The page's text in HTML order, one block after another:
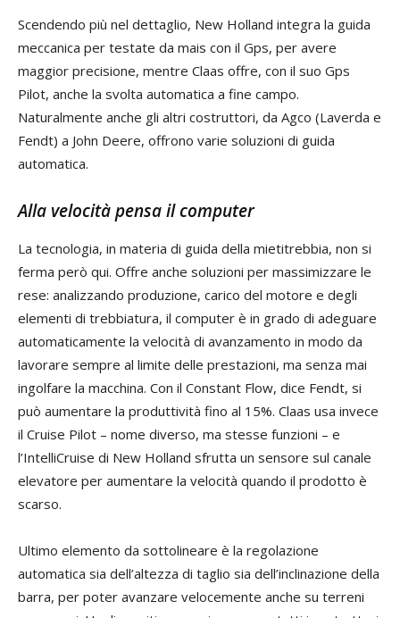
Scendendo più nel dettaglio, New Holland integra la guida
meccanica per testate da mais con il Gps, per avere
maggior precisione, mentre Claas offre, con il suo Gps
Pilot, anche la svolta automatica a fine campo.
Naturalmente anche gli altri costruttori, da Agco (Laverda e
Fendt) a John Deere, offrono varie soluzioni di guida
automatica.
Alla velocità pensa il computer
La tecnologia, in materia di guida della mietitrebbia, non si
ferma però qui. Offre anche soluzioni per massimizzare le
rese: analizzando produzione, carico del motore e degli
elementi di trebbiatura, il computer è in grado di adeguare
automaticamente la velocità di avanzamento in modo da
lavorare sempre al limite delle prestazioni, ma senza mai
ingolfare la macchina. Con il Constant Flow, dice Fendt, si
può aumentare la produttività fino al 15%. Claas usa invece
il Cruise Pilot – nome diverso, ma stesse funzioni – e
l’IntelliCruise di New Holland sfrutta un sensore sul canale
elevatore per aumentare la velocità quando il prodotto è
scarso.
Ultimo elemento da sottolineare è la regolazione
automatica sia dell’altezza di taglio sia dell’inclinazione della
barra, per poter avanzare velocemente anche su terreni